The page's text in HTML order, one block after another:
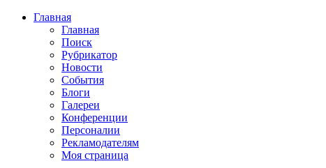
Skip to main content
Главная
Главная
Поиск
Рубрикатор
Новости
События
Блоги
Галереи
Конференции
Персоналии
Рекламодателям
Моя страница